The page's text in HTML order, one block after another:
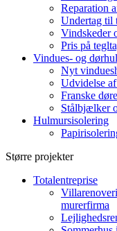
Reparation
Undertag til
Vindskeder
Pris på
Vindues- og
Nyt
Udvidelse
Franske døre
Stålbjælker
Hulmursisolering
Større projekter
Totalentreprise
murerfirma